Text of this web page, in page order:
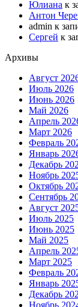
Юлиана к
Антон
admin к
Сергей к
Архивы
Август
Июль 2026
Июнь 2026
Май 2026
Апрель
Март 2026
Февраль
Январь
Декабрь
Ноябрь
Октябрь
Сентябрь
Август
Июль 2025
Июнь 2025
Май 2025
Апрель
Март 2025
Февраль
Январь
Декабрь
Ноябрь